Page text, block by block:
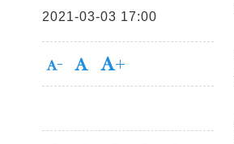
2021-03-03 17:00